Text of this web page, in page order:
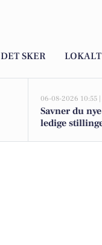
DET SKER
06-08-2026 10:55 |
Savner du
ledige